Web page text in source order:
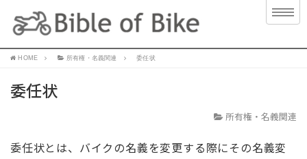
HOME 所有権・名義関連 委任状
委任状
所有権・名義関連
委任状とは、バイクの名義を変更する際にその名義変